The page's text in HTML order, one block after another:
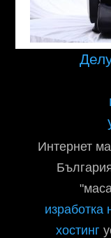
Интернет
изработка
хостинг